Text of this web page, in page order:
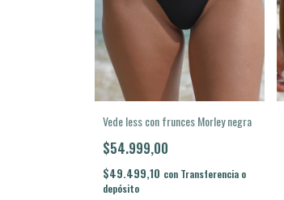
Vede less con frunces Morley negra
$54.999,00
$49.499,10 con Transferencia o
depósito